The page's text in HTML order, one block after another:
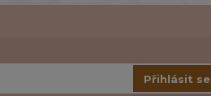
Přihlásit se